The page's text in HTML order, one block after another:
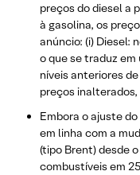
preços do diesel a
à gasolina, os
anúncio: (i) Diesel:
o que se traduz em
níveis anteriores
preços
Embora o ajuste
em linha com a
(tipo Brent) desde
combustíveis em